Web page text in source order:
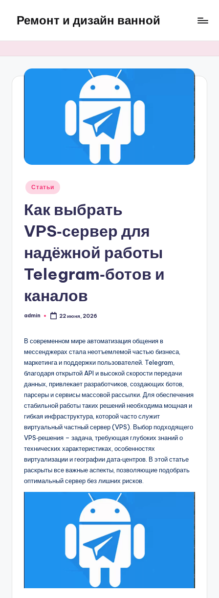
Перейти
содержимому
Ремонт и дизайн ванной
практичные
интерьерные
Опубликовано
Статьи
Как выбрать
VPS‑сервер для
надёжной работы
Telegram‑ботов и
каналов
Запись
admin 22 июня, 2026
В современном мире автоматизация общения в
мессенджерах стала неотъемлемой частью бизнеса,
маркетинга и поддержки пользователей. Telegram,
благодаря открытой API и высокой скорости передачи
данных, привлекает разработчиков, создающих ботов,
парсеры и сервисы массовой рассылки. Для обеспечения
стабильной работы таких решений необходима мощная и
гибкая инфраструктура, которой часто служит
виртуальный частный сервер (VPS). Выбор подходящего
VPS‑решения – задача, требующая глубоких знаний о
технических характеристиках, особенностях
виртуализации и географии дата‑центров. В этой статье
раскрыты все важные аспекты, позволяющие подобрать
оптимальный сервер без лишних рисков.